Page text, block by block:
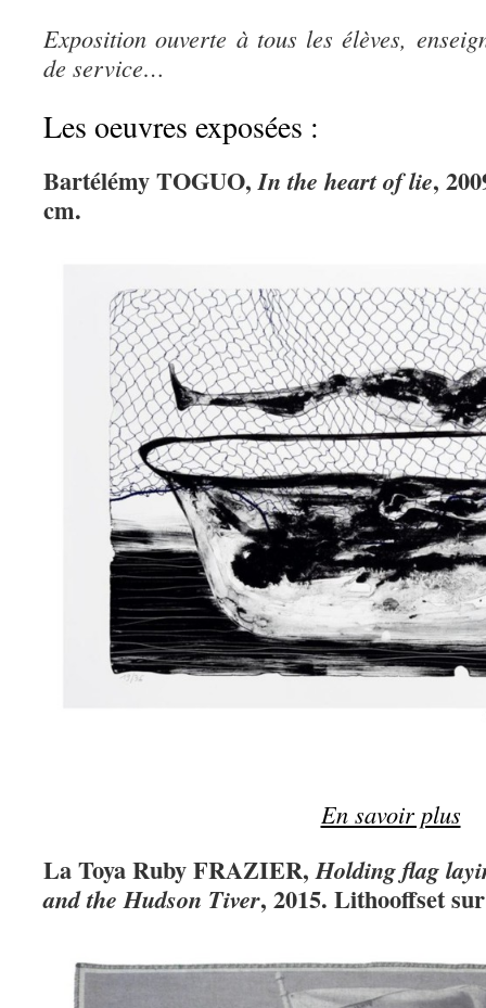
Exposition ouverte à tous les élèves,
de service…
Les oeuvres exposées :
Bartélémy TOGUO,In the heart of lie,
cm.
En savoir plus
La Toya Ruby FRAZIER,Holding flag
and the Hudson Tiver, 2015. Lithooffset